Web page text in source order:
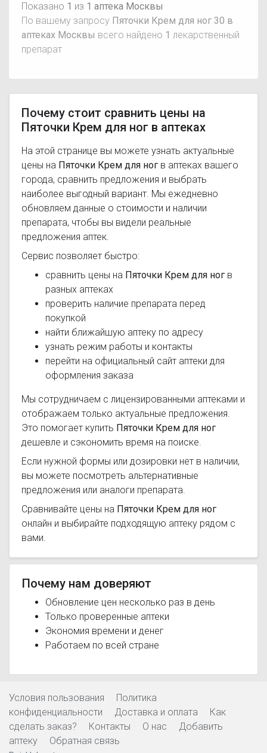
Показано 1 из 1 аптека Москвы
По вашему запросу Пяточки Крем для ног 30 в
аптеках Москвы всего найдено 1 лекарственный
препарат
Почему стоит сравнить цены на
Пяточки Крем для ног в аптеках
На этой странице вы можете узнать актуальные
цены на Пяточки Крем для ног в аптеках вашего
города, сравнить предложения и выбрать
наиболее выгодный вариант. Мы ежедневно
обновляем данные о стоимости и наличии
препарата, чтобы вы видели реальные
предложения аптек.
Сервис позволяет быстро:
сравнить цены на Пяточки Крем для ног в
разных аптеках
проверить наличие препарата перед
покупкой
найти ближайшую аптеку по адресу
узнать режим работы и контакты
перейти на официальный сайт аптеки для
оформления заказа
Мы сотрудничаем с лицензированными аптеками и
отображаем только актуальные предложения.
Это помогает купить Пяточки Крем для ног
дешевле и сэкономить время на поиске.
Если нужной формы или дозировки нет в наличии,
вы можете посмотреть альтернативные
предложения или аналоги препарата.
Сравнивайте цены на Пяточки Крем для ног
онлайн и выбирайте подходящую аптеку рядом с
вами.
Почему нам доверяют
Обновление цен несколько раз в день
Только проверенные аптеки
Экономия времени и денег
Работаем по всей стране
Условия пользования
Политика
конфиденциальности
Доставка и оплата
Как
сделать заказ?
Контакты О нас
Добавить
аптеку
Обратная связь